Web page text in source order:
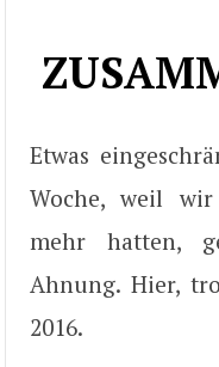
Etwas
Woche, weil
mehr hatten,
Ahnung. Hier,
2016.